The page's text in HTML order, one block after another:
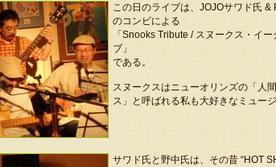
この日のライブは、JOJOサワド氏 &
のコンビによる
「Snooks Tribute / スヌークス・イ
ブ」
である。
スヌークスはニューオリンズの「人
ス」と呼ばれる私も大好きなミュージ
サワド氏と野中氏は、その昔 “HOT